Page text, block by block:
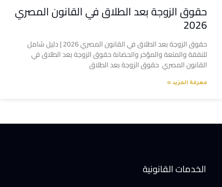
حقوق الزوجة بعد الطلاق في القانون المصري
2026
حقوق الزوجة بعد الطلاق في القانون المصري 2026 | دليل شامل
للنفقة والمتعة والمؤخر والحضانة حقوق الزوجة بعد الطلاق في
القانون المصري حقوق الزوجة بعد الطلاق
معرفة المزيد »
الخدمات القانونية